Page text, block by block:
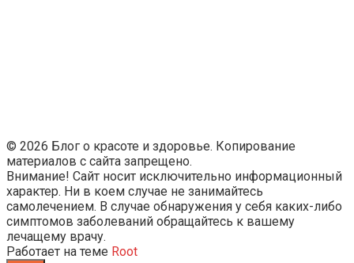
© 2026 Блог о красоте и здоровье. Копирование
материалов с сайта запрещено.
Внимание! Сайт носит исключительно информационный
характер. Ни в коем случае не занимайтесь
самолечением. В случае обнаружения у себя каких-либо
симптомов заболеваний обращайтесь к вашему
лечащему врачу.
Работает на теме Root